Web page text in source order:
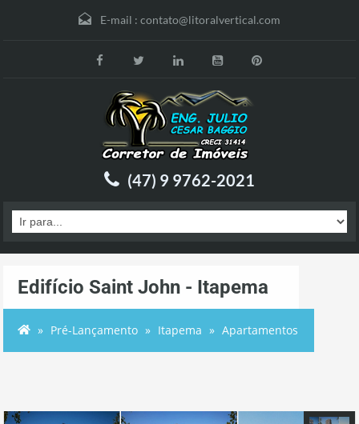
E-mail : contato@litoralvertical.com
(47) 9 9762-2021
Edifício Saint John - Itapema
Pré-Lançamento Itapema Apartamentos